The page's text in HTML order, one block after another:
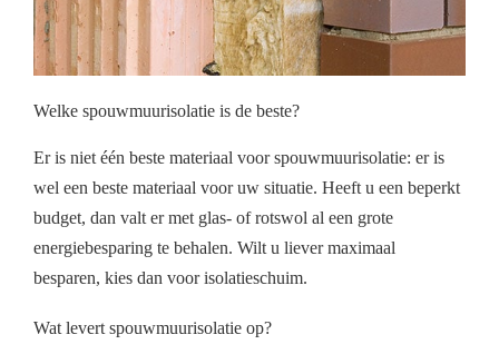
Welke spouwmuurisolatie is de beste?
Er is niet één beste materiaal voor spouwmuurisolatie: er is
wel een beste materiaal voor uw situatie. Heeft u een beperkt
budget, dan valt er met glas- of rotswol al een grote
energiebesparing te behalen. Wilt u liever maximaal
besparen, kies dan voor isolatieschuim.
Wat levert spouwmuurisolatie op?